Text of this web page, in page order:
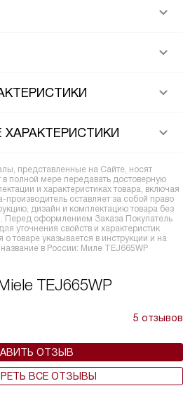
представленные на Сайте, носят
в полной мере передавать достоверную
и характеристиках товара, включая
оставляет за собой право
дизайн и комплектацию товара без
Перед оформлением Заказа Покупатель
уточнения свойств и характеристик
товаре указывается в инструкции и на
в России: Миле TEJ665WP
TEJ665WP
5 отзывов
ОТЗЫВ
ВСЕ ОТЗЫВЫ